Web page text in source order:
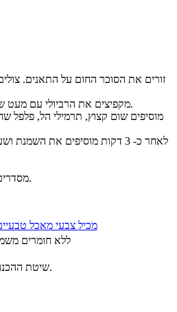
מקפיצים את הרביולי עם מעט שמן זית על מחבת חמה.
מסדרים על צלחת הגשה נאה.
מכיל צבעי מאכל
ללא חומרים
שיטת ההכנה כוללת גם אפייה והקפצה.